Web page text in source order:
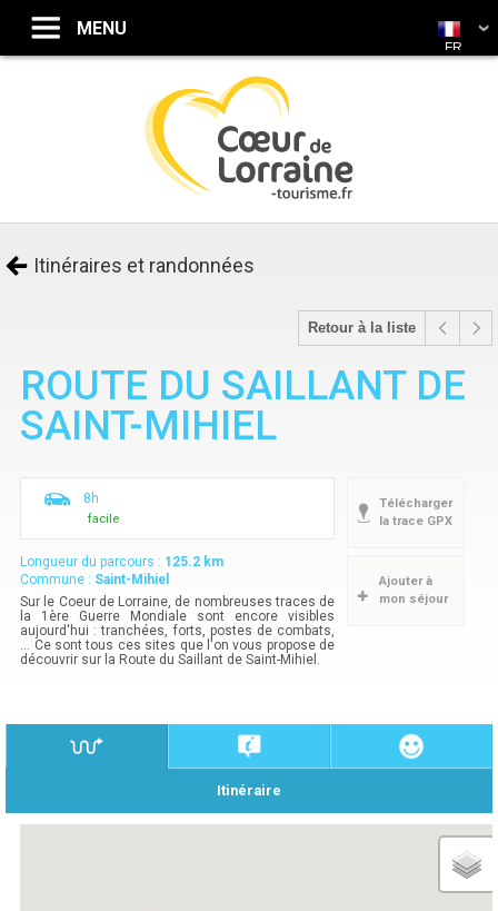
Itinéraires et randonnées
Retour à la liste
ROUTE DU SAILLANT DE
SAINT-MIHIEL
8h
facile
Longueur du parcours : 125.2 km
Commune : Saint-Mihiel
Sur le Coeur de Lorraine, de nombreuses traces de
la 1ère Guerre Mondiale sont encore visibles
aujourd'hui : tranchées, forts, postes de combats,
... Ce sont tous ces sites que l'on vous propose de
découvrir sur la Route du Saillant de Saint-Mihiel.
Télécharger
la trace GPX
Ajouter à
mon séjour
Itinéraire
FR